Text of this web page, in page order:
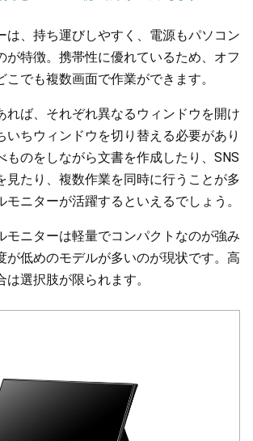
は、持ち運びしやすく、電源もパソコン
が特徴。携帯性に優れているため、オフ
こでも複数画面で作業ができます。
れば、それぞれ異なるウィンドウを開け
いちウィンドウを切り替える必要があり
ものをしながら文書を作成したり、SNS
見たり、複数作業を同時に行うことが多
モニターが活躍するといえるでしょう。
モニターは軽量でコンパクトなのが強み
が低めのモデルが多いのが現状です。高
選択肢が限られます。